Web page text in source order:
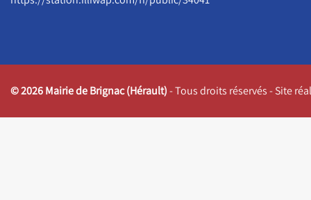
© 2026 Mairie de Brignac (Hérault)- Tous droits réservés - Site